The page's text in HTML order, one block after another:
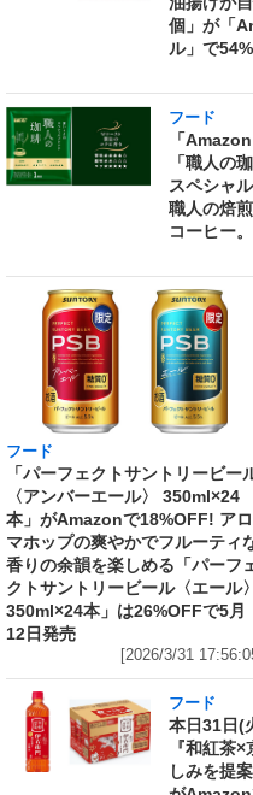
個」が「
ル」で
フード
「
「職人の
スペシャ
職人の焙
コーヒー
フード
「パーフェクトサントリービー
〈アンバーエール〉 350ml×24
本」がAmazonで18%OFF! アロ
マホップの爽やかでフルーティ
香りの余韻を楽しめる「パーフ
クトサントリービール〈エール〉
350ml×24本」は26%OFFで5月
12日発売
[2026/3/31
フード
本日31日(
『和紅茶
しみを提